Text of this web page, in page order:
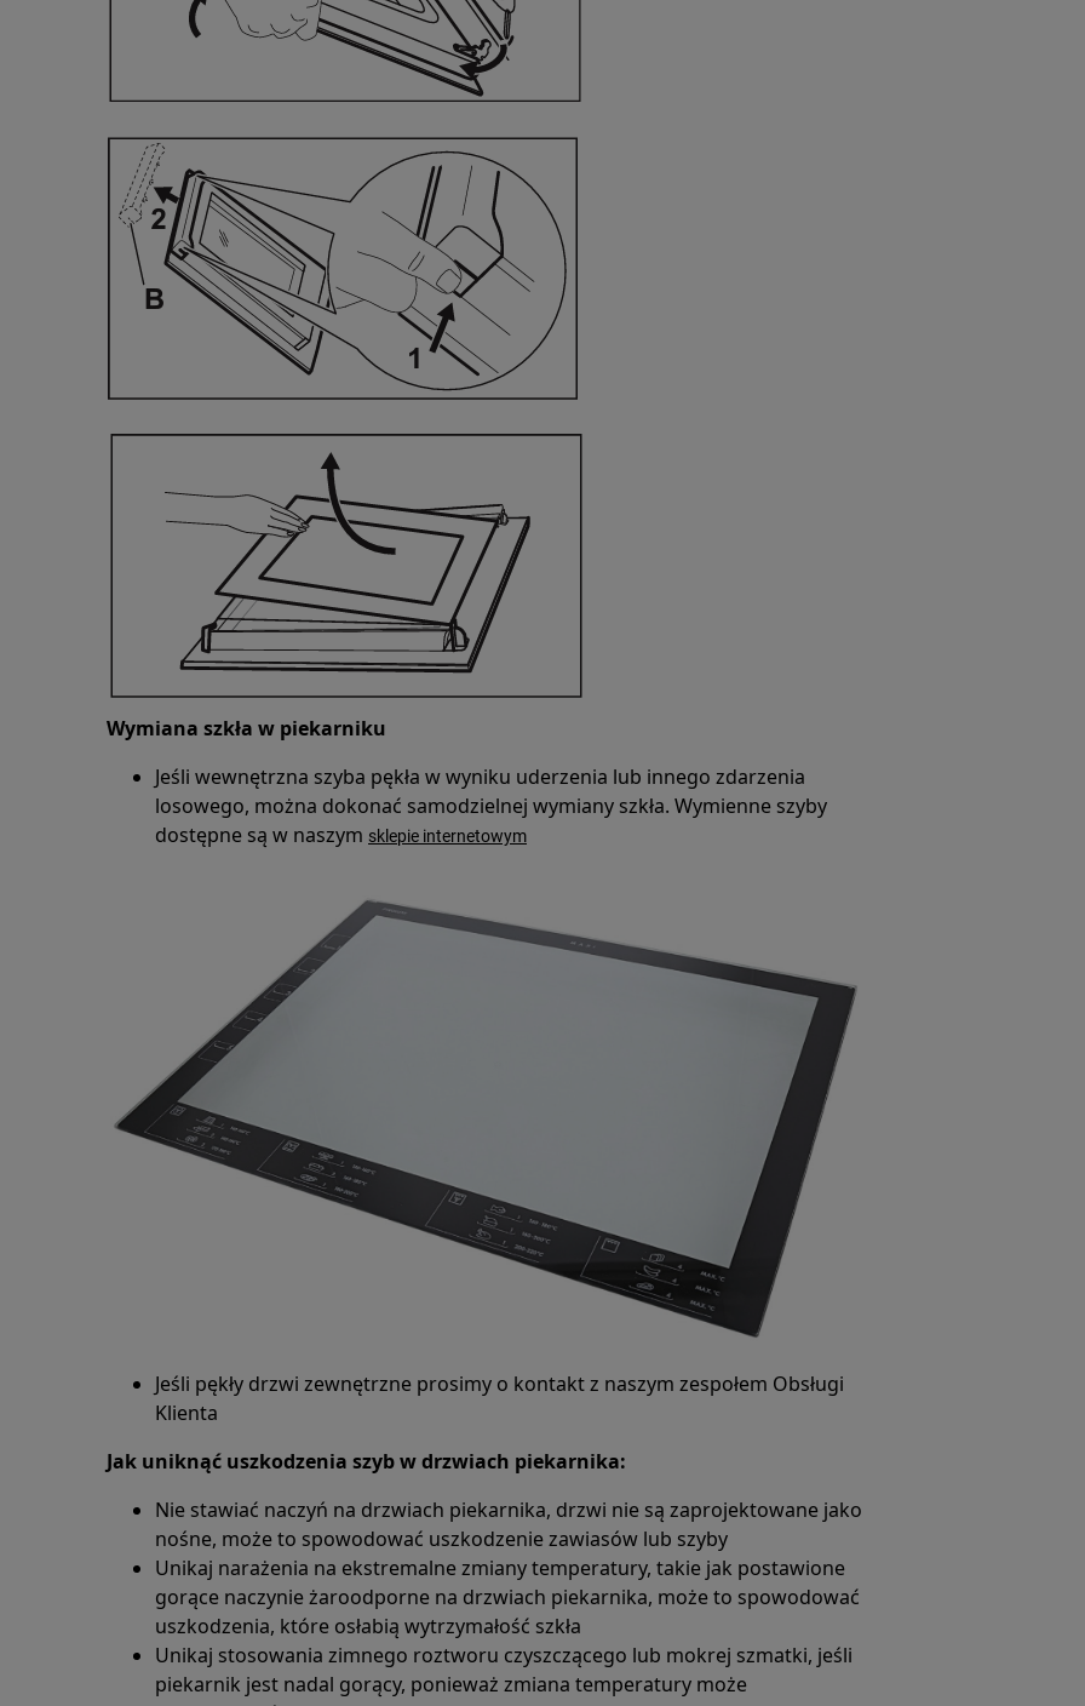
Wymiana szkła w piekarniku
Jeśli wewnętrzna szyba pękła w wyniku uderzenia lub innego zdarzenia
losowego, można dokonać samodzielnej wymiany szkła. Wymienne szyby
dostępne są w naszym sklepie internetowym
Jeśli pękły drzwi zewnętrzne prosimy o kontakt z naszym zespołem Obsługi
Klienta
Jak uniknąć uszkodzenia szyb w drzwiach piekarnika:
Nie stawiać naczyń na drzwiach piekarnika, drzwi nie są zaprojektowane jako
nośne, może to spowodować uszkodzenie zawiasów lub szyby
Unikaj narażenia na ekstremalne zmiany temperatury, takie jak postawione
gorące naczynie żaroodporne na drzwiach piekarnika, może to spowodować
uszkodzenia, które osłabią wytrzymałość szkła
Unikaj stosowania zimnego roztworu czyszczącego lub mokrej szmatki, jeśli
piekarnik jest nadal gorący, ponieważ zmiana temperatury może